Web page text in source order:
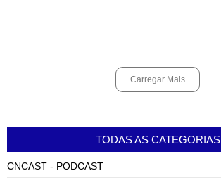
Carregar Mais
TODAS AS CATEGORIAS
CNCAST - PODCAST